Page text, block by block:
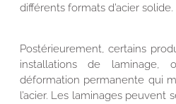
différents formats d’acier solide.
Postérieurement, certains
installations de
déformation permanente qui
l’acier. Les laminages peuvent